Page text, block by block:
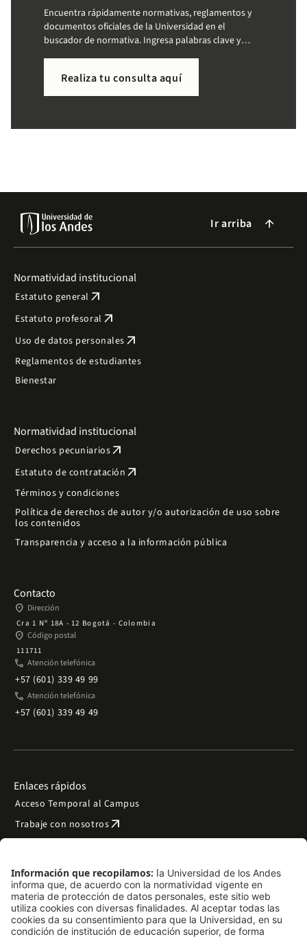
Encuentra rápidamente normativas, reglamentos y
documentos oficiales de la Universidad en el
buscador de normativa. Ingresa palabras clave y
Realiza tu consulta aquí
Ir arriba arrow_forward
Normatividad institucional
Estatuto general arrow_outward
Estatuto profesoral arrow_outward
Uso de datos personales arrow_outward
Reglamentos de estudiantes
Bienestar
Normatividad institucional
Derechos pecuniariosarrow_outward
Estatuto de contratación arrow_outward
Términos y condiciones
Política de derechos de autor y/o autorización de uso sobre
los contenidos
Transparencia y acceso a la información pública
Contacto
place Dirección
Cra 1 Nº 18A - 12 Bogotá - Colombia
place Código postal
111711
phone Atención telefónica
+57 (601) 339 49 99
phone Atención telefónica
+57 (601) 339 49 49
Enlaces rápidos
Acceso Temporal al Campus
Trabaje con nosotrosarrow_outward
Preguntas frecuentes
Filantropía y donacionesarrow_outward
Mapa del sitio arrow_outward